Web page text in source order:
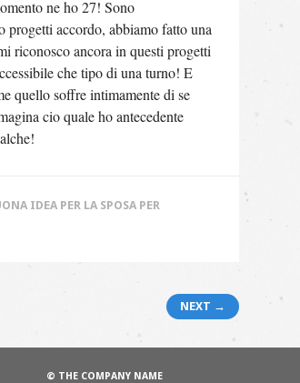
ne ho 27! Sono
progetti accordo, abbiamo fatto una
riconosco ancora in questi progetti
che tipo di una turno! E
quello soffre intimamente di se
cio quale ho antecedente
IDEA PER LA SPOSA PER
NEXT →
© THE COMPANY NAME